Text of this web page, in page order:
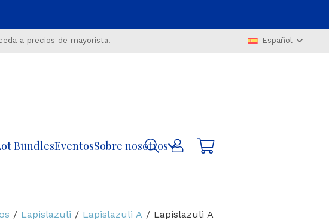
a precios de mayorista. Español
BundlesEventosSobre nosotros
/ Lapislazuli / Lapislazuli A / Lapislazuli A